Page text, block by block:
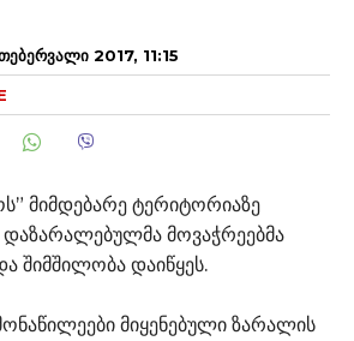
2017, 11:15
მიმდებარე ტერიტორიაზე
დაზარალებულმა მოვაჭრეებმა
შიმშილობა დაიწყეს.
მიყენებული ზარალის